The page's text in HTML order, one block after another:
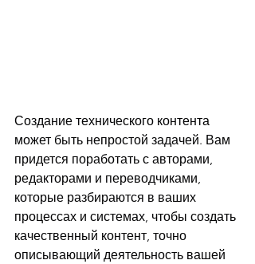
Создание технического контента
может быть непростой задачей. Вам
придется поработать с авторами,
редакторами и переводчиками,
которые разбираются в ваших
процессах и системах, чтобы создать
качественный контент, точно
описывающий деятельность вашей